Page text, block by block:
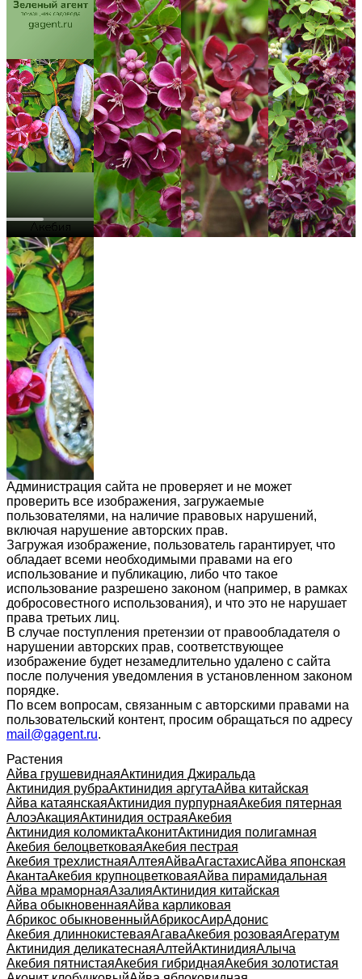
Администрация сайта не проверяет и не может
проверить все изображения, загружаемые
пользователями, на наличие правовых нарушений,
включая нарушение авторских прав.
Загружая изображение, пользователь гарантирует, что
обладает всеми необходимыми правами на его
использование и публикацию, либо что такое
использование разрешено законом (например, в рамках
добросовестного использования), и что это не нарушает
права третьих лиц.
В случае поступления претензии от правообладателя о
нарушении авторских прав, соответствующее
изображение будет незамедлительно удалено с сайта
после получения уведомления в установленном законом
порядке.
По всем вопросам, связанным с авторскими правами на
пользовательский контент, просим обращаться по адресу
mail@gagent.ru.
Растения
Айва грушевиднаяАктинидия Джиральда
Актинидия рубраАктинидия аргутаАйва китайская
Айва катаянскаяАктинидия пурпурнаяАкебия пятерная
АлоэАкацияАктинидия остраяАкебия
Актинидия коломиктаАконитАктинидия полигамная
Акебия белоцветковаяАкебия пестрая
Акебия трехлистнаяАлтеяАйваАгастахисАйва японская
АкантаАкебия крупноцветковаяАйва пирамидальная
Айва мраморнаяАзалияАктинидия китайская
Айва обыкновеннаяАйва карликовая
Абрикос обыкновенныйАбрикосАирАдонис
Акебия длиннокистеваяАгаваАкебия розоваяАгератум
Актинидия деликатеснаяАлтейАктинидияАлыча
Акебия пятнистаяАкебия гибриднаяАкебия золотистая